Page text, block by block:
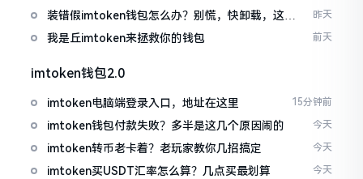
装错假imtoken钱包怎么办？别慌，快卸载，这几
招能救急
昨天
我是丘imtoken来拯救你的钱包 前天
imtoken钱包2.0
imtoken电脑端登录入口，地址在这里 15分钟前
imtoken钱包付款失败？多半是这几个原因闹的 今天
imtoken转币老卡着？老玩家教你几招搞定 今天
imtoken买USDT汇率怎么算？几点买最划算 今天